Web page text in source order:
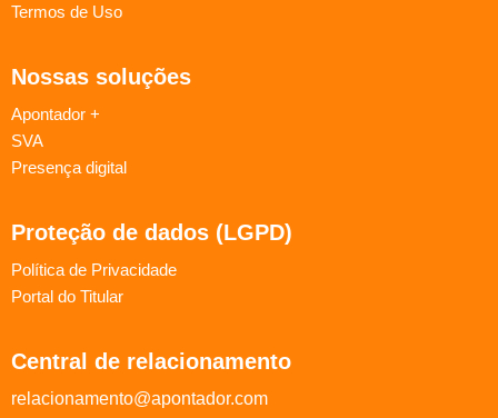
Termos de Uso
Nossas soluções
Apontador +
SVA
Presença digital
Proteção de dados (LGPD)
Política de Privacidade
Portal do Titular
Central de relacionamento
relacionamento@apontador.com